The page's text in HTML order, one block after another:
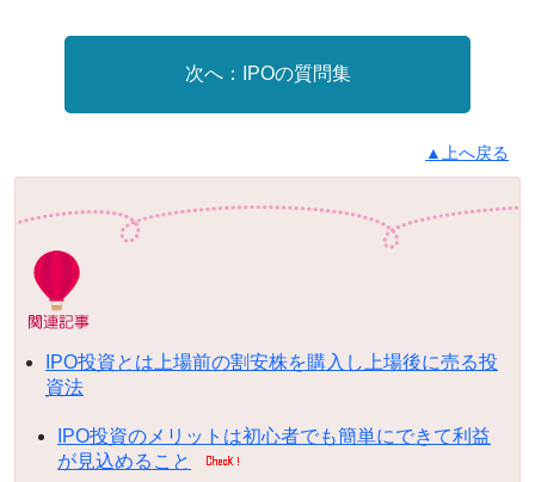
IPOの質問集
▲上へ戻る
IPO投資とは上場前の割安株を購入し上場後に売る投
資法
IPO投資のメリットは初心者でも簡単にできて利益
が見込めること